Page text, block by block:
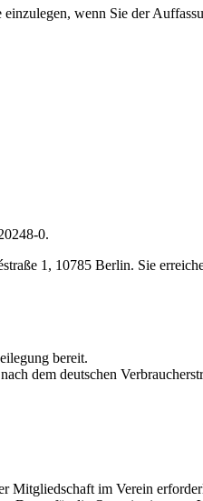
wenn Sie der
0.
1, 10785 Berlin. Sie
bereit.
dem deutschen
im Verein